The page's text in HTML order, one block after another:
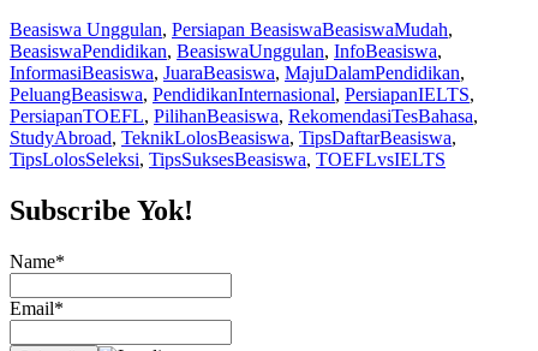
Beasiswa Unggulan, Persiapan BeasiswaBeasiswaMudah,
BeasiswaPendidikan, BeasiswaUnggulan, InfoBeasiswa,
InformasiBeasiswa, JuaraBeasiswa, MajuDalamPendidikan,
PeluangBeasiswa, PendidikanInternasional, PersiapanIELTS,
PersiapanTOEFL, PilihanBeasiswa, RekomendasiTesBahasa,
StudyAbroad, TeknikLolosBeasiswa, TipsDaftarBeasiswa,
TipsLolosSeleksi, TipsSuksesBeasiswa, TOEFLvsIELTS
Subscribe Yok!
Name*
Email*